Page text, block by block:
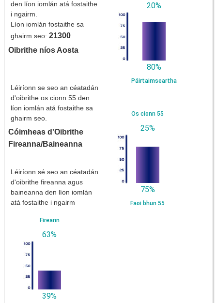
den líon iomlán atá fostaithe
i ngairm.
Líon iomlán fostaithe sa
ghairm seo: 21300
20%
80%
Páirtaimseartha
Oibrithe níos Aosta
Léiríonn se seo an céatadán
d'oibrithe os cionn 55 den
líon iomlán atá fostaithe sa
ghairm seo.
Os cionn 55
25%
75%
Faoi bhun 55
Cóimheas d'Oibrithe
Fireanna/Baineanna
Léiríonn sé seo an céatadán
d'oibrithe fireanna agus
baineanna den líon iomlán
atá fostaithe i ngairm
Fireann
63%
39%